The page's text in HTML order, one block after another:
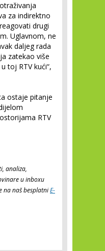
za indirektno
drugi
Uglavnom, ne
daljeg rada
zatekao više
toj RTV kući“,
ostaje pitanje
RTV
analiza,
u inboxu
na naš besplatniE-